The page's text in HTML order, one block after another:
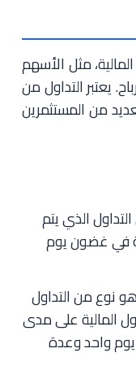
مثل الأسهم
يعتبر التداول من
من المستثمرين
الذي يتم
في غضون يوم
نوع من التداول
المالية على مدى
يوم واحد وعدة